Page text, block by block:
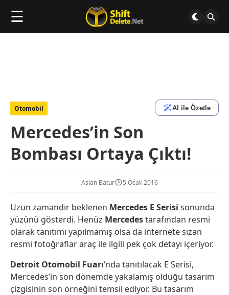
☰
Otomobil AI ile Özetle
Mercedes’in Son
Bombası Ortaya Çıktı!
Aslan Batur 5 Ocak 2016
Uzun zamandır beklenen Mercedes E Serisi sonunda
yüzünü gösterdi. Henüz Mercedestarafından resmi
olarak tanıtımı yapılmamış olsa da internete sızan
resmi fotoğraflar araç ile ilgili pek çok detayı içeriyor.
Detroit Otomobil Fuarı‘nda tanıtılacak E Serisi,
Mercedes’in son dönemde yakalamış olduğu tasarım
çizgisinin son örneğini temsil ediyor. Bu tasarım